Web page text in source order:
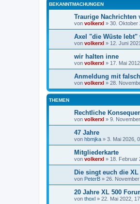
BEKANNTMACHUNGEN
Traurige Nachrichten
von volkerxl » 30. Oktober
Axel "die Wüste lebt"
von volkerxl » 12. Juni
wir halten inne
von volkerxl » 17. Mai
Anmeldung mit
von volkerxl » 28.
THEMEN
Rechtliche
von volkerxl » 9.
47 Jahre
von hbmjka » 3. Mai 2026,
Mitgliederkarte
von volkerxl » 18. Februar
Die singt euch die
von PeterB » 26.
20 Jahre XL 500
von thoxl » 22. Mai 2022,